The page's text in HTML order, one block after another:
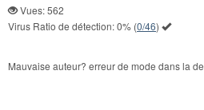
Vues: 562
Virus Ratio de détection:0% (0/46)
Mauvaise auteur? erreur de mode dans la